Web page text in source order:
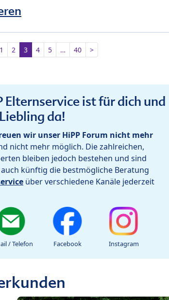
1 2 3 4 5 … 40 >
Elternservice ist für dich und
da!
wir unser HiPP Forum nicht mehr
nicht mehr möglich. Die zahlreichen,
bleiben jedoch bestehen und sind
künftig die bestmögliche Beratung
über verschiedene Kanäle jederzeit
/ Telefon Facebook Instagram